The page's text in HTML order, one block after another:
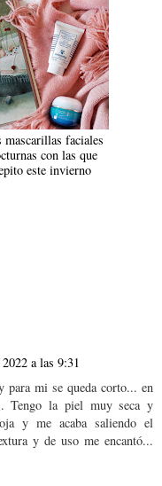
mascarillas faciales
con las que
este invierno
a las 9:31
para mi se queda corto... en
Tengo la piel muy seca y
y me acaba saliendo el
y de uso me encantó...